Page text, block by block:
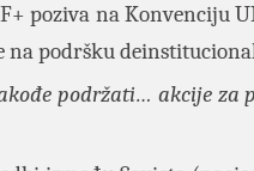
poziva na Konvenciju
na podršku
podržati… akcije